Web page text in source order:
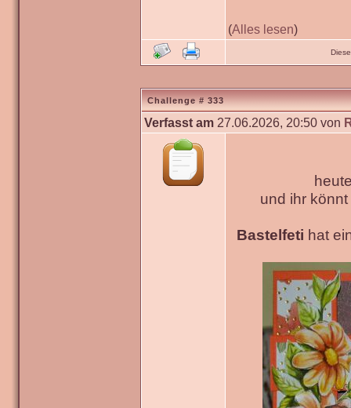
(Alles lesen)
Challenge # 333
Verfasst am 27.06.2026, 20:50 von
und ihr
Bastelfeti hat